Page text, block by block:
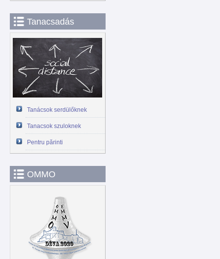
Tanacsadás
Tanácsok serdülőknek
Tanacsok szuloknek
Pentru părinti
OMMO